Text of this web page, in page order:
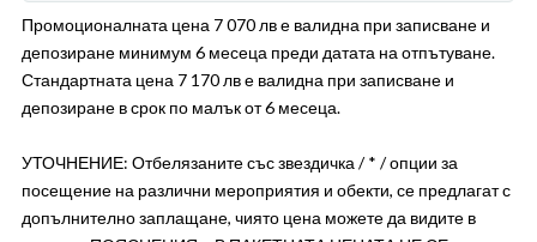
Промоционалната цена 7 070 лв е валидна при записване и
депозиране минимум 6 месеца преди датата на отпътуване.
Стандартната цена 7 170 лв е валидна при записване и
депозиране в срок по малък от 6 месеца.
УТОЧНЕНИЕ: Отбелязаните със звездичка / * / опции за
посещение на различни мероприятия и обекти, се предлагат с
допълнително заплащане, чиято цена можете да видите в